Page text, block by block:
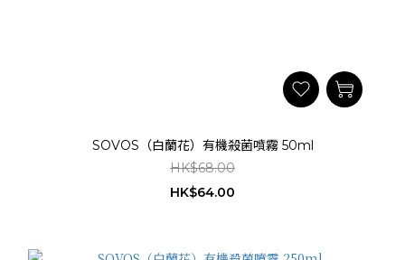
SOVOS（白蘭花）有機殺菌噴霧 50ml
HK$68.00
HK$64.00